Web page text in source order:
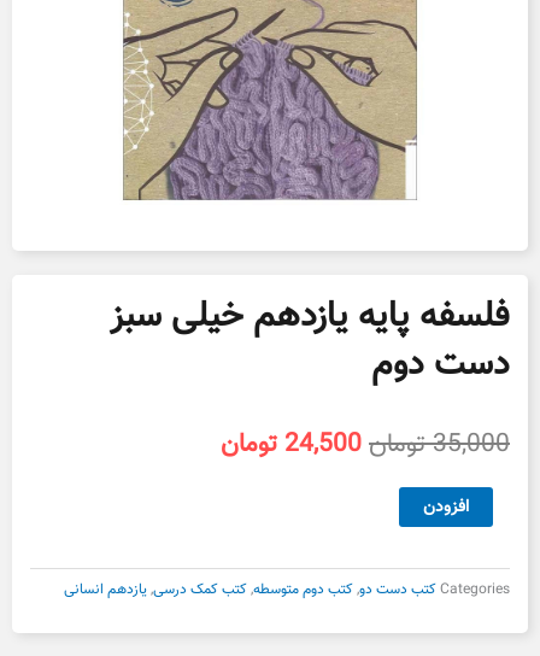
فلسفه پایه یازدهم خیلی سبز
دست دوم
35,000تومانقیمت
24,500 تومان
فلسفه
پایه
خیلی
دست
افزودن
Categoriesکتب دست دو,کتب دوم متوسطه,کتب کمک درسی,یازدهم انسانی